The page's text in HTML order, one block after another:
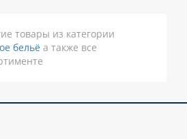
товары из категории
бельё а также все